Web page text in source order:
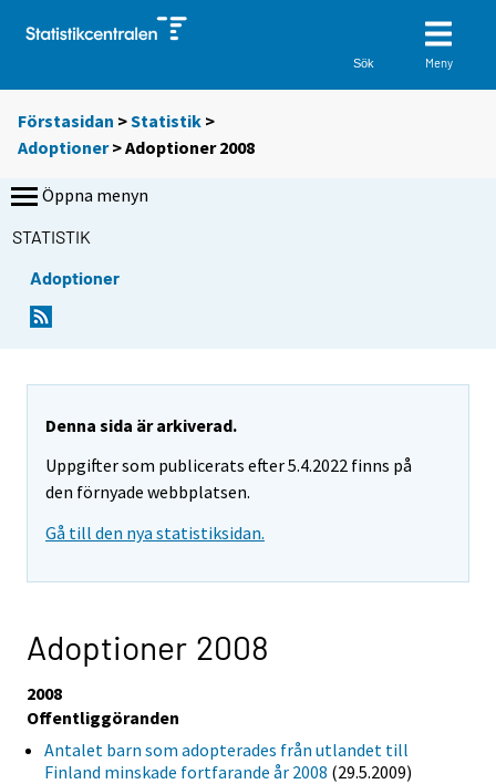
Sök Meny
Förstasidan >Statistik >
Adoptioner> Adoptioner 2008
Öppna menyn
STATISTIK
Adoptioner
Denna sida är arkiverad.
Uppgifter som publicerats efter 5.4.2022 finns på
den förnyade webbplatsen.
Gå till den nya statistiksidan.
Adoptioner 2008
2008
Offentliggöranden
Antalet barn som adopterades från utlandet till
Finland minskade fortfarande år 2008 (29.5.2009)